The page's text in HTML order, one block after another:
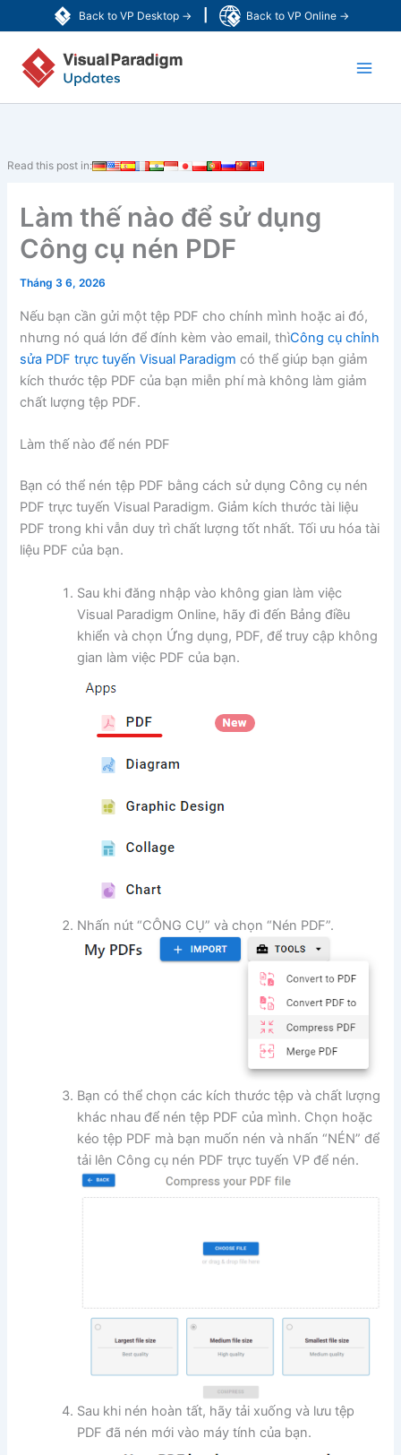
Back to VP Desktop → Back to VP Online →
tới
dung
Read this post in:
Làm thế nào để sử dụng
Công cụ nén PDF
Tháng 3 6, 2026
Nếu bạn cần gửi một tệp PDF cho chính mình hoặc ai đó,
nhưng nó quá lớn để đính kèm vào email, thìCông cụ chỉnh
sửa PDF trực tuyến Visual Paradigm có thể giúp bạn giảm
kích thước tệp PDF của bạn miễn phí mà không làm giảm
chất lượng tệp PDF.
Làm thế nào để nén PDF
Bạn có thể nén tệp PDF bằng cách sử dụng Công cụ nén
PDF trực tuyến Visual Paradigm. Giảm kích thước tài liệu
PDF trong khi vẫn duy trì chất lượng tốt nhất. Tối ưu hóa tài
liệu PDF của bạn.
Sau khi đăng nhập vào không gian làm việc
Visual Paradigm Online, hãy đi đến Bảng điều
khiển và chọn Ứng dụng, PDF, để truy cập không
gian làm việc PDF của bạn.
Nhấn nút “CÔNG CỤ” và chọn “Nén PDF”.
Bạn có thể chọn các kích thước tệp và chất lượng
khác nhau để nén tệp PDF của mình. Chọn hoặc
kéo tệp PDF mà bạn muốn nén và nhấn “NÉN” để
tải lên Công cụ nén PDF trực tuyến VP để nén.
Sau khi nén hoàn tất, hãy tải xuống và lưu tệp
PDF đã nén mới vào máy tính của bạn.